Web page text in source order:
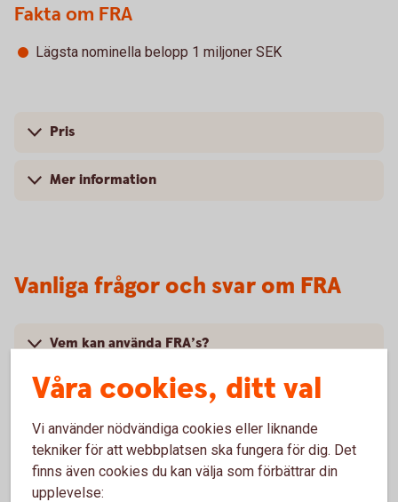
Fakta om FRA
Lägsta nominella belopp 1 miljoner SEK
Pris
Mer information
Vanliga frågor och svar om FRA
Vem kan använda FRA’s?
Vilken löptid har FRA’s?
Vilket är det lägsta beloppet som kan handlas?
Våra cookies, ditt val
Vi använder nödvändiga cookies eller liknande
tekniker för att webbplatsen ska fungera för dig. Det
finns även cookies du kan välja som förbättrar din
upplevelse: